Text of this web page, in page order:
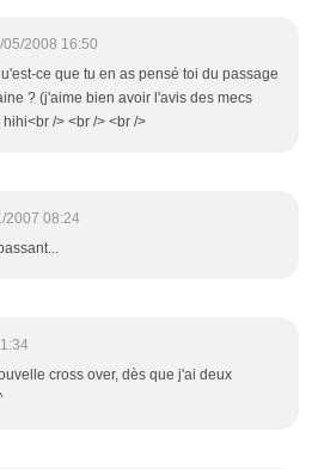
05/2008 16:50
ce que tu en as pensé toi du passage
? (j'aime bien avoir l'avis des mecs
/> <br /> <br />
2007 08:24
cross over, dès que j'ai deux